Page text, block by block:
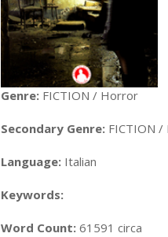
Genre: FICTION / Horror
Secondary Genre: FICTION
Language: Italian
Keywords:
Word Count: 61591 circa